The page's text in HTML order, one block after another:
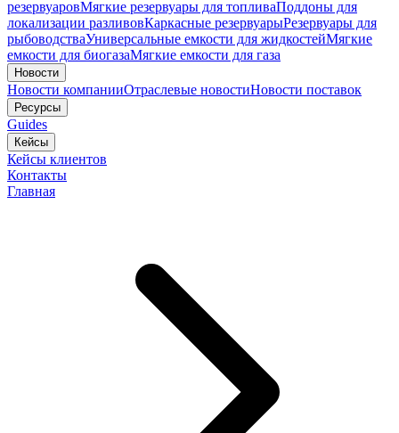
резервуаровМягкие резервуары для топливаПоддоны для
локализации разливовКаркасные резервуарыРезервуары для
рыбоводстваУниверсальные емкости для жидкостейМягкие
емкости для биогазаМягкие емкости для газа
Новости
Новости компанииОтраслевые новостиНовости поставок
Ресурсы
Guides
Кейсы
Кейсы клиентов
Контакты
Главная